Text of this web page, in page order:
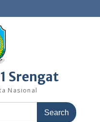
Srengat
Nasional